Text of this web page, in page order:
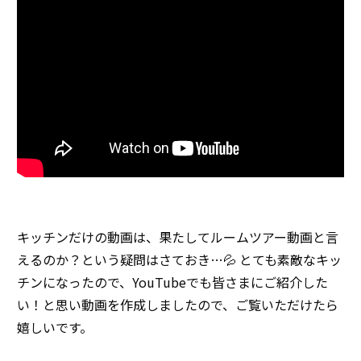
キッチンだけの動画は、果たしてルームツアー動画と言
えるのか？という疑問はさておき…💦 とても素敵なキッ
チンになったので、YouTubeでも皆さまにご紹介した
い！と思い動画を作成しましたので、ご覧いただけたら
嬉しいです。